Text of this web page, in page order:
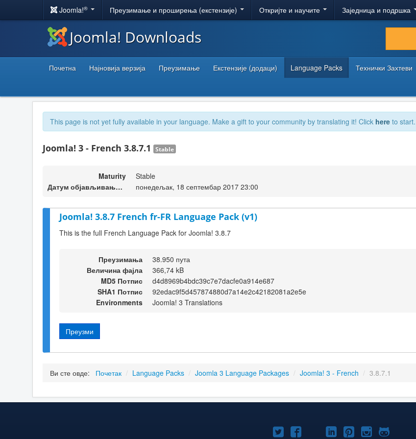
Joomla!® Преузимање и проширења (екстензије) Откријте и научите Заједница и подршка
Joomla! Downloads
Почетна Најновија верзија Преузимање Екстензије (додаци) Language Packs Технички Захтеви
This page is not yet fully available in your language. Make a gift to your community by translating it! Click here to start.
Joomla! 3 - French 3.8.7.1 Stable
Maturity
Stable
Датум објављивања верзије
понедељак, 18 септембар 2017 23:00
Joomla! 3.8.7 French fr-FR Language Pack (v1)
This is the full French Language Pack for Joomla! 3.8.7
Преузимања
38.950 пута
Величина фајла
366,74 kB
MD5 Потпис
d4d8969b4bdc39c7e7dacfe0a914e687
SHA1 Потпис
92edac9f5d457874880d7a14e2c42182081a2e5e
Environments
Joomla! 3 Translations
Преузми
Ви сте овде: Почетак / Language Packs / Joomla 3 Language Packages / Joomla! 3 - French / 3.8.7.1
Joomla!Joomla!Joomla!
Joomla!Joomla!
Joomla!Joomla!